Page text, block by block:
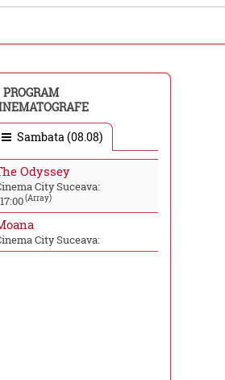
PROGRAM
Sambata (08.08)
Odyssey
City Suceava:
17:00(Array)
City Suceava: